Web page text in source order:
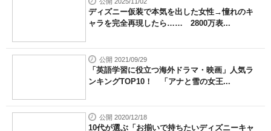
ディズニー仮装で本気を出した女性→憧れのキ
ャラを完全再現したら…… 2800万表...
公開 2021/09/29
「英語学習に役立つ海外ドラマ・映画」人気ラ
ンキングTOP10！ 「アナと雪の女王...
公開 2020/12/18
10代が選ぶ「お揃いで持ちたいディズニーキャ